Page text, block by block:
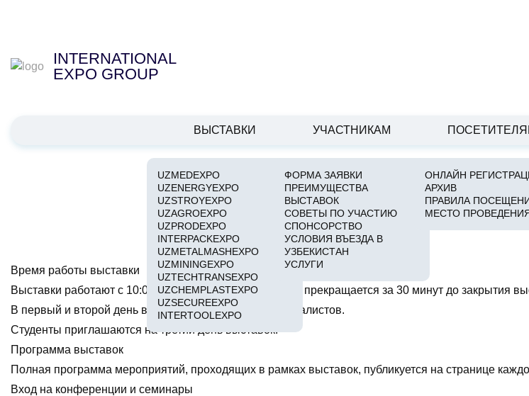
INTERNATIONAL
EXPO GROUP
ВЫСТАВКИ
UZMEDEXPO
UZENERGYEXPO
UZSTROYEXPO
UZAGROEXPO
UZPRODEXPO
INTERPACKEXPO
UZMETALMASHEXPO
UZMININGEXPO
UZTECHTRANSEXPO
UZCHEMPLASTEXPO
UZSECUREEXPO
INTERTOOLEXPO
УЧАСТНИКАМ
ФОРМА ЗАЯВКИ
ПРЕИМУЩЕСТВА
ВЫСТАВОК
СОВЕТЫ ПО УЧАСТИЮ
СПОНСОРСТВО
УСЛОВИЯ ВЪЕЗДА В
УЗБЕКИСТАН
УСЛУГИ
ОНЛАЙН
АРХИВ
ПРАВИЛА
МЕСТО
ПРАВИЛА
Время работы выставки
Выставки работают с 10:00 до 17:00. Вход посетителей прекращается за 30 минут до закрытия
В первый и второй день вход на выставки – для специалистов.
Студенты приглашаются на третий день выставок.
Программа выставок
Полная программа мероприятий, проходящих в рамках выставок, публикуется на странице
Вход на конференции и семинары